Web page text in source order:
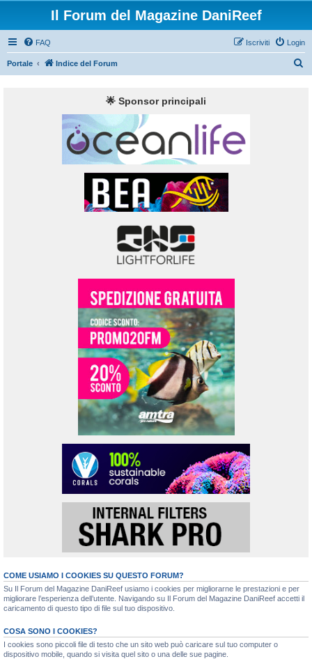
Il Forum del Magazine DaniReef
FAQ Login
Iscriviti
Portale Indice del Forum
🌟 Sponsor principali
COME USIAMO I COOKIES SU QUESTO FORUM?
Su Il Forum del Magazine DaniReef usiamo i cookies per migliorarne le prestazioni e per
migliorare l’esperienza dell’utente. Navigando su Il Forum del Magazine DaniReef accetti il
caricamento di questo tipo di file sul tuo dispositivo.
COSA SONO I COOKIES?
I cookies sono piccoli file di testo che un sito web può caricare sul tuo computer o
dispositivo mobile, quando si visita quel sito o una delle sue pagine.